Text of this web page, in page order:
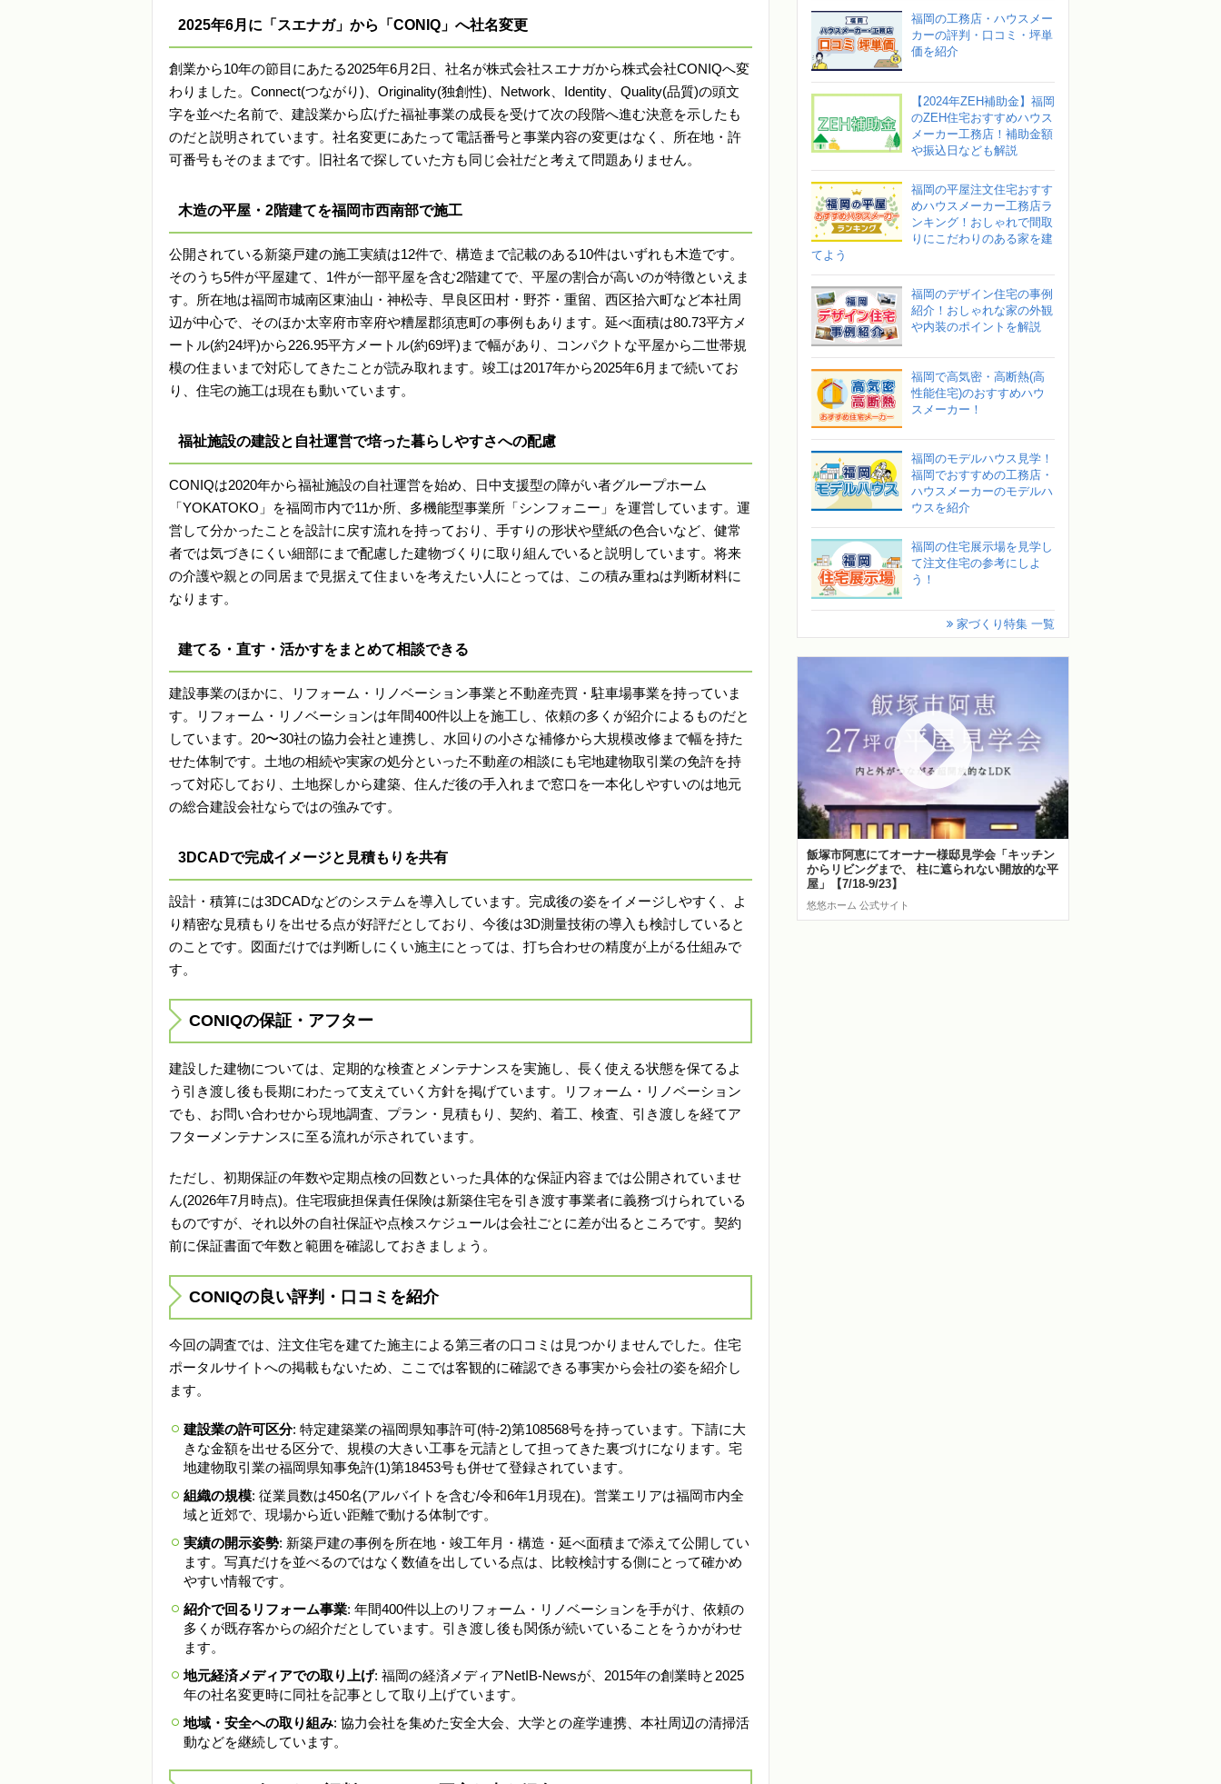
2025年6月に「スエナガ」から「CONIQ」へ社名変更
創業から10年の節目にあたる2025年6月2日、社名が株式会社スエナガから株式会社CONIQへ変
わりました。Connect(つながり)、Originality(独創性)、Network、Identity、Quality(品質)の頭文
字を並べた名前で、建設業から広げた福祉事業の成長を受けて次の段階へ進む決意を示したも
のだと説明されています。社名変更にあたって電話番号と事業内容の変更はなく、所在地・許
可番号もそのままです。旧社名で探していた方も同じ会社だと考えて問題ありません。
木造の平屋・2階建てを福岡市西南部で施工
公開されている新築戸建の施工実績は12件で、構造まで記載のある10件はいずれも木造です。
そのうち5件が平屋建て、1件が一部平屋を含む2階建てで、平屋の割合が高いのが特徴といえま
す。所在地は福岡市城南区東油山・神松寺、早良区田村・野芥・重留、西区拾六町など本社周
辺が中心で、そのほか太宰府市宰府や糟屋郡須恵町の事例もあります。延べ面積は80.73平方メ
ートル(約24坪)から226.95平方メートル(約69坪)まで幅があり、コンパクトな平屋から二世帯規
模の住まいまで対応してきたことが読み取れます。竣工は2017年から2025年6月まで続いてお
り、住宅の施工は現在も動いています。
福祉施設の建設と自社運営で培った暮らしやすさへの配慮
CONIQは2020年から福祉施設の自社運営を始め、日中支援型の障がい者グループホーム
「YOKATOKO」を福岡市内で11か所、多機能型事業所「シンフォニー」を運営しています。運
営して分かったことを設計に戻す流れを持っており、手すりの形状や壁紙の色合いなど、健常
者では気づきにくい細部にまで配慮した建物づくりに取り組んでいると説明しています。将来
の介護や親との同居まで見据えて住まいを考えたい人にとっては、この積み重ねは判断材料に
なります。
建てる・直す・活かすをまとめて相談できる
建設事業のほかに、リフォーム・リノベーション事業と不動産売買・駐車場事業を持っていま
す。リフォーム・リノベーションは年間400件以上を施工し、依頼の多くが紹介によるものだと
しています。20〜30社の協力会社と連携し、水回りの小さな補修から大規模改修まで幅を持た
せた体制です。土地の相続や実家の処分といった不動産の相談にも宅地建物取引業の免許を持
って対応しており、土地探しから建築、住んだ後の手入れまで窓口を一本化しやすいのは地元
の総合建設会社ならではの強みです。
3DCADで完成イメージと見積もりを共有
設計・積算には3DCADなどのシステムを導入しています。完成後の姿をイメージしやすく、よ
り精密な見積もりを出せる点が好評だとしており、今後は3D測量技術の導入も検討していると
のことです。図面だけでは判断しにくい施主にとっては、打ち合わせの精度が上がる仕組みで
す。
CONIQの保証・アフター
建設した建物については、定期的な検査とメンテナンスを実施し、長く使える状態を保てるよ
う引き渡し後も長期にわたって支えていく方針を掲げています。リフォーム・リノベーション
でも、お問い合わせから現地調査、プラン・見積もり、契約、着工、検査、引き渡しを経てア
フターメンテナンスに至る流れが示されています。
ただし、初期保証の年数や定期点検の回数といった具体的な保証内容までは公開されていませ
ん(2026年7月時点)。住宅瑕疵担保責任保険は新築住宅を引き渡す事業者に義務づけられている
ものですが、それ以外の自社保証や点検スケジュールは会社ごとに差が出るところです。契約
前に保証書面で年数と範囲を確認しておきましょう。
CONIQの良い評判・口コミを紹介
今回の調査では、注文住宅を建てた施主による第三者の口コミは見つかりませんでした。住宅
ポータルサイトへの掲載もないため、ここでは客観的に確認できる事実から会社の姿を紹介し
ます。
建設業の許可区分: 特定建築業の福岡県知事許可(特-2)第108568号を持っています。下請に大
きな金額を出せる区分で、規模の大きい工事を元請として担ってきた裏づけになります。宅
地建物取引業の福岡県知事免許(1)第18453号も併せて登録されています。
組織の規模: 従業員数は450名(アルバイトを含む/令和6年1月現在)。営業エリアは福岡市内全
域と近郊で、現場から近い距離で動ける体制です。
実績の開示姿勢: 新築戸建の事例を所在地・竣工年月・構造・延べ面積まで添えて公開してい
ます。写真だけを並べるのではなく数値を出している点は、比較検討する側にとって確かめ
やすい情報です。
紹介で回るリフォーム事業: 年間400件以上のリフォーム・リノベーションを手がけ、依頼の
多くが既存客からの紹介だとしています。引き渡し後も関係が続いていることをうかがわせ
ます。
地元経済メディアでの取り上げ: 福岡の経済メディアNetIB-Newsが、2015年の創業時と2025
年の社名変更時に同社を記事として取り上げています。
地域・安全への取り組み: 協力会社を集めた安全大会、大学との産学連携、本社周辺の清掃活
動などを継続しています。
福岡の工務店・ハウスメー
カーの評判・口コミ・坪単
価を紹介
【2024年ZEH補助金】福岡
のZEH住宅おすすめハウス
メーカー工務店！補助金額
や振込日なども解説
福岡の平屋注文住宅おすす
めハウスメーカー工務店ラ
ンキング！おしゃれで間取
りにこだわりのある家を建
てよう
福岡のデザイン住宅の事例
紹介！おしゃれな家の外観
や内装のポイントを解説
福岡で高気密・高断熱(高
性能住宅)のおすすめハウ
スメーカー！
福岡のモデルハウス見学！
福岡でおすすめの工務店・
ハウスメーカーのモデルハ
ウスを紹介
福岡の住宅展示場を見学し
て注文住宅の参考にしよ
う！
家づくり特集 一覧
飯塚市阿恵にてオーナー様邸見学会「キッチン
からリビングまで、 柱に遮られない開放的な平
屋」【7/18-9/23】
悠悠ホーム 公式サイト